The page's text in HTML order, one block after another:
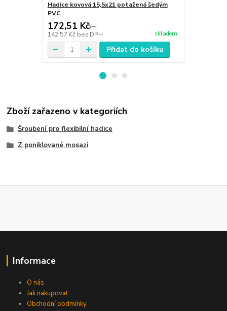
Hadice kovová 15,5x21 potažená šedým
PVC
172,51 Kč/m
142,57 Kč bez DPH skladem
Přidat do košíku
Zboží zařazeno v kategoriích
Šroubení pro flexibilní hadice
Z poniklované mosazi
Informace
O nás
Jak nakupovat
Obchodní podmínky